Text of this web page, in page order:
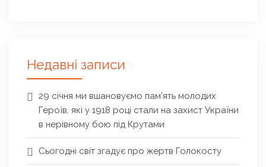
Недавні записи
29 січня ми вшановуємо пам’ять молодих
Героїв, які у 1918 році стали на захист України
в нерівному бою під Крутами
Сьогодні світ згадує про жертв Голокосту